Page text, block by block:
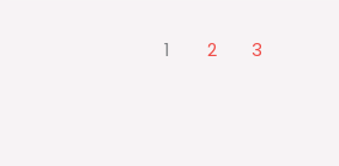
1 2 3